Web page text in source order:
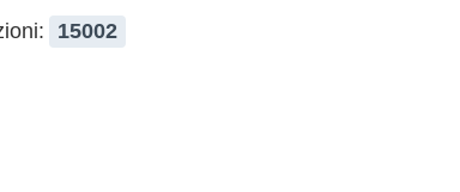
15002